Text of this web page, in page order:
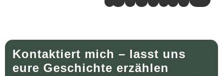
Kontaktiert mich – lasst uns
eure Geschichte erzählen